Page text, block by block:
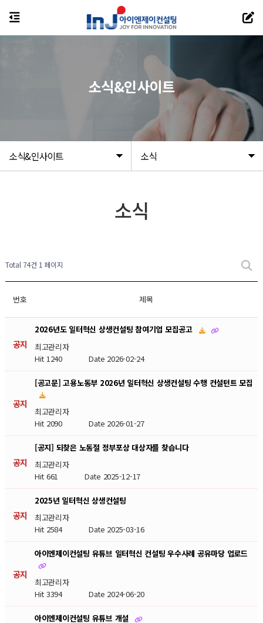
소식&인사이트 소식
소식&인사이트
소식
Total 74건 1 페이지
번호 제목
공지
2026년도 일터혁신 상생컨설팅 참여기업 모집공고
최고관리자
Hit 1240 Date 2026-02-24
공지
[공고문] 고용노동부 2026년 일터혁신 상생컨설팅 수행 컨설턴트 모집
최고관리자
Hit 2090 Date 2026-01-27
공지
[공지] 되찾은 노동절 정부포상 대상자를 찾습니다
최고관리자
Hit 661Date 2025-12-17
공지
2025년 일터혁신 상생컨설팅
최고관리자
Hit 2584 Date 2025-03-16
공지
아이엔제이컨설팅 유튜브 일터혁신 컨설팅 우수사례 공유마당 업로드
최고관리자
Hit 3394 Date 2024-06-20
아이엔제이컨설팅 유튜브 개설